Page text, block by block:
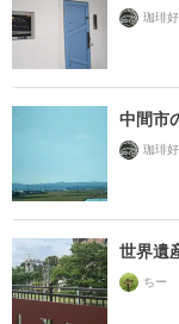
珈琲
中間市
珈琲
世界遺
ちー